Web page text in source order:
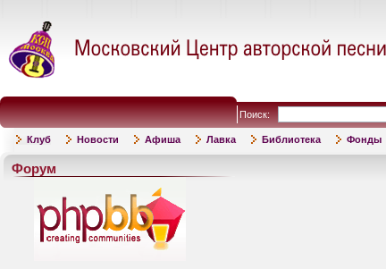
Поиск:
Клуб Новости Афиша Лавка Библиотека Фонды
Форум